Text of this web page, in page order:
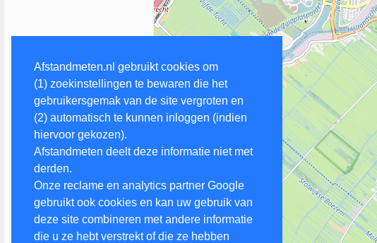
Afstandmeten.nl gebruikt cookies om
(1) zoekinstellingen te bewaren die het
gebruikersgemak van de site vergroten en
(2) automatisch te kunnen inloggen (indien
hiervoor gekozen).
Afstandmeten deelt deze informatie niet met
derden.
Onze reclame en analytics partner Google
gebruikt ook cookies en kan uw gebruik van
deze site combineren met andere informatie
die u ze hebt verstrekt of die ze hebben